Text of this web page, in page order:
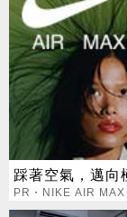
踩著空氣，邁向
PR・NIKE AIR MAX